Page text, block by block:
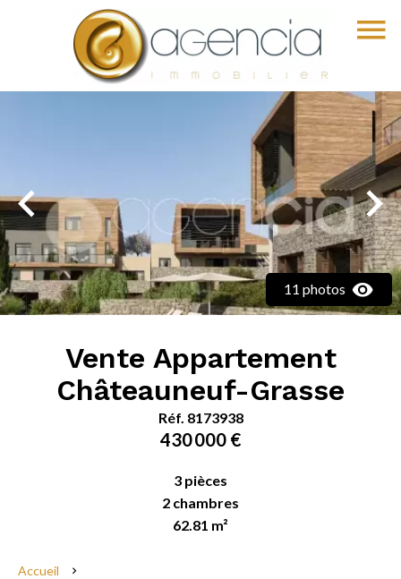
11 photos
Vente Appartement
Châteauneuf-Grasse
Réf. 8173938
430 000 €
3 pièces
2 chambres
62.81 m²
Accueil